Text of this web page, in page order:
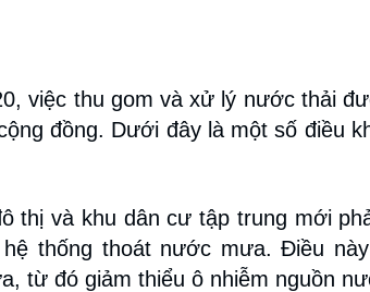
việc thu gom và xử lý nước thải
đồng. Dưới đây là một số điều
thị và khu dân cư tập trung mới
thống thoát nước mưa. Điều
từ đó giảm thiểu ô nhiễm nguồn